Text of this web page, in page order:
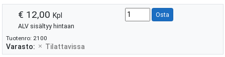
€ 12,00 Kpl
ALV sisältyy hintaan
Osta
Tuotenro: 2100
Varasto: Tilattavissa